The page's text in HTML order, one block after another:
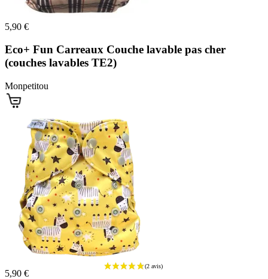
5,90 €
Eco+ Fun Carreaux Couche lavable pas cher
(couches lavables TE2)
Monpetitou
5,90 €